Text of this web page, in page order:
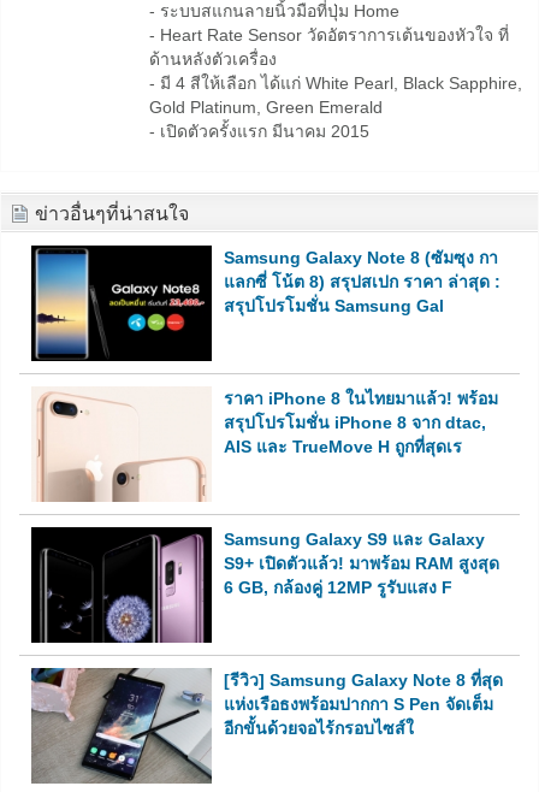
- ระบบสแกนลายนิ้วมือที่ปุ่ม Home
- Heart Rate Sensor วัดอัตราการเต้นของหัวใจ ที่
ด้านหลังตัวเครื่อง
- มี 4 สีให้เลือก ได้แก่ White Pearl, Black Sapphire,
Gold Platinum, Green Emerald
- เปิดตัวครั้งแรก มีนาคม 2015
ข่าวอื่นๆที่น่าสนใจ
Samsung Galaxy Note 8 (ซัมซุง กา
แลกซี่ โน้ต 8) สรุปสเปก ราคา ล่าสุด :
สรุปโปรโมชั่น Samsung Gal
ราคา iPhone 8 ในไทยมาแล้ว! พร้อม
สรุปโปรโมชั่น iPhone 8 จาก dtac,
AIS และ TrueMove H ถูกที่สุดเร
Samsung Galaxy S9 และ Galaxy
S9+ เปิดตัวแล้ว! มาพร้อม RAM สูงสุด
6 GB, กล้องคู่ 12MP รูรับแสง F
[รีวิว] Samsung Galaxy Note 8 ที่สุด
แห่งเรือธงพร้อมปากกา S Pen จัดเต็ม
อีกขั้นด้วยจอไร้กรอบไซส์ใ